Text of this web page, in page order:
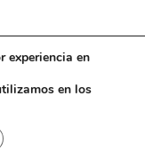
experiencia en
en los